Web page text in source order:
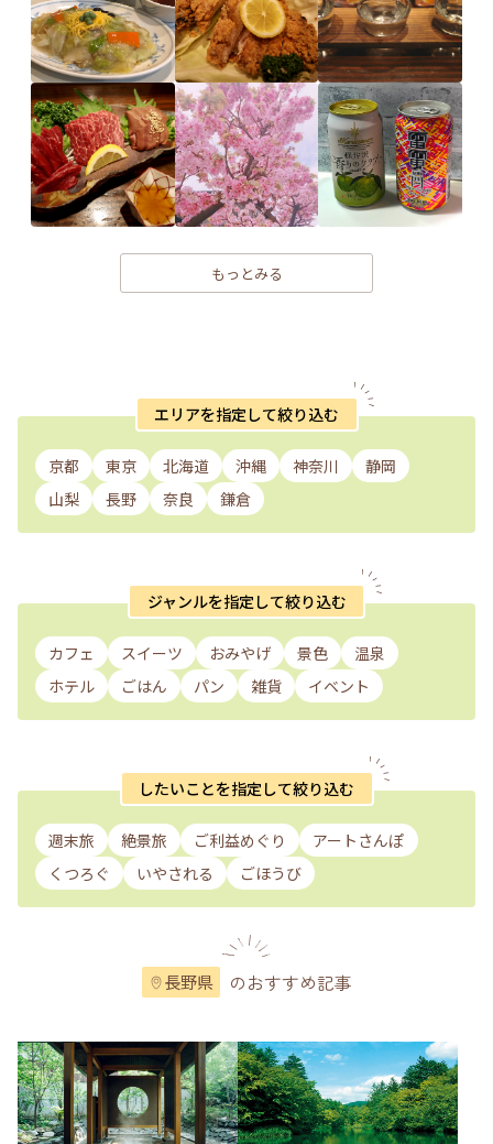
もっとみる
エリアを指定して絞り込む
京都 東京 北海道 沖縄 神奈川
静岡
山梨
長野 奈良 鎌倉
ジャンルを指定して絞り込む
カフェ スイーツ おみやげ 景色
温泉
ホテル
ごはん パン 雑貨 イベント
したいことを指定して絞り込む
週末旅 絶景旅 ご利益めぐり
アートさんぽ
くつろぐ
いやされる ごほうび
長野県 のおすすめ記事